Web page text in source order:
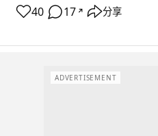
40 17 ↗ 分享
ADVERTISEMENT